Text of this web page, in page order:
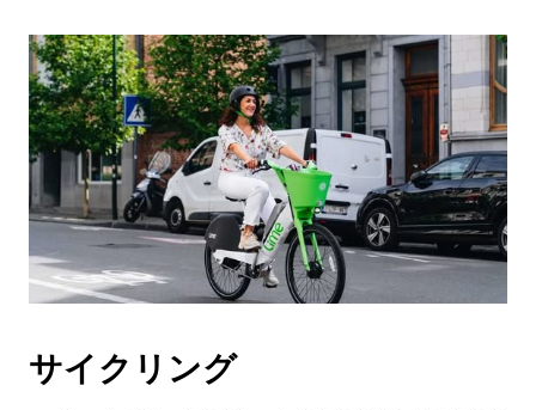
す。
サイクリング